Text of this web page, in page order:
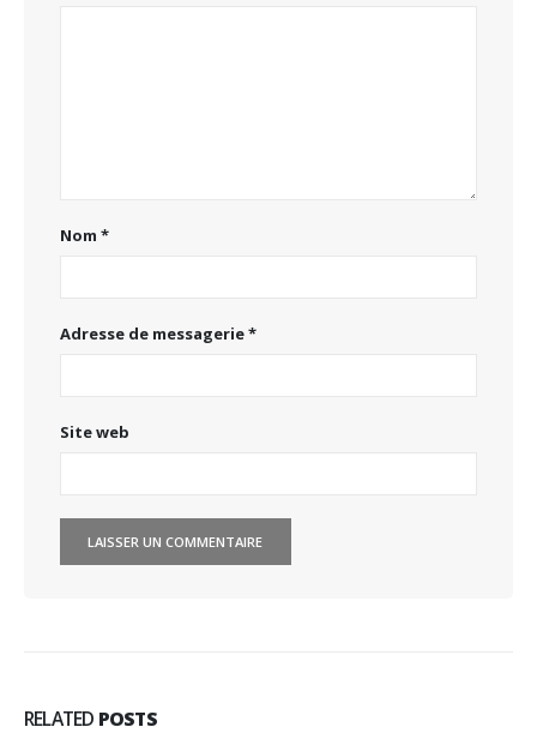
Nom *
Adresse de messagerie*
Site web
RELATED POSTS